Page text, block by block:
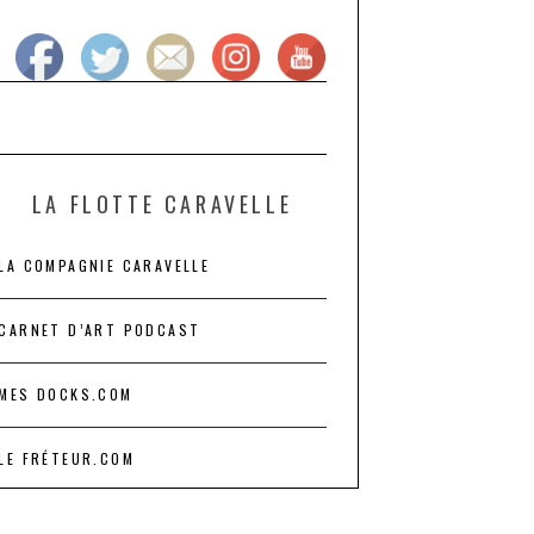
LA FLOTTE CARAVELLE
COMPAGNIE CARAVELLE
D’ART PODCAST
DOCKS.COM
FRÉTEUR.COM